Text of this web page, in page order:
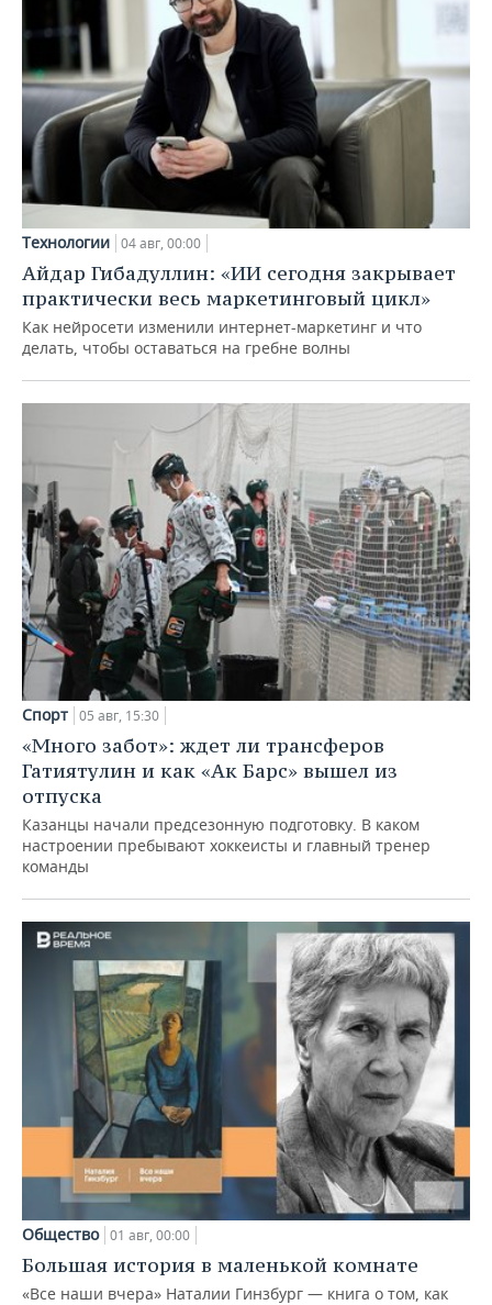
Технологии 04 авг, 00:00
Айдар Гибадуллин: «ИИ сегодня закрывает
практически весь маркетинговый цикл»
Как нейросети изменили интернет-маркетинг и что
делать, чтобы оставаться на гребне волны
Спорт 05 авг, 15:30
«Много забот»: ждет ли трансферов
Гатиятулин и как «Ак Барс» вышел из
отпуска
Казанцы начали предсезонную подготовку. В каком
настроении пребывают хоккеисты и главный тренер
команды
Общество 01 авг, 00:00
Большая история в маленькой комнате
«Все наши вчера» Наталии Гинзбург — книга о том, как